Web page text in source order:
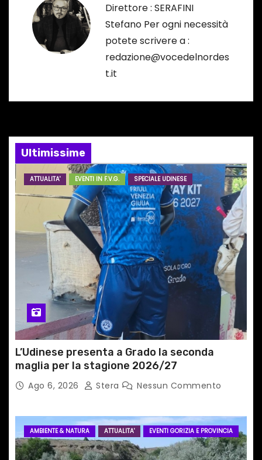
n
e
a
r
i
c
i
Direttore : SERAFINI
Stefano Per ogni necessità
potete scrivere a :
redazione@vocedelnordes
t.it
Ultimissime
ATTUALITA' EVENTI IN F.V.G. SPECIALE UDINESE
L’Udinese presenta a Grado la seconda
maglia per la stagione 2026/27
Ago 6, 2026 Stera Nessun Commento
AMBIENTE & NATURA ATTUALITA' EVENTI GORIZIA E PROVINCIA